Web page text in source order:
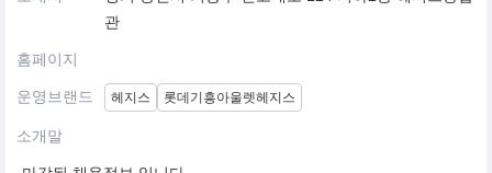
관
홈페이지
운영브랜드 헤지스 롯데기흥아울렛헤지스
소개말